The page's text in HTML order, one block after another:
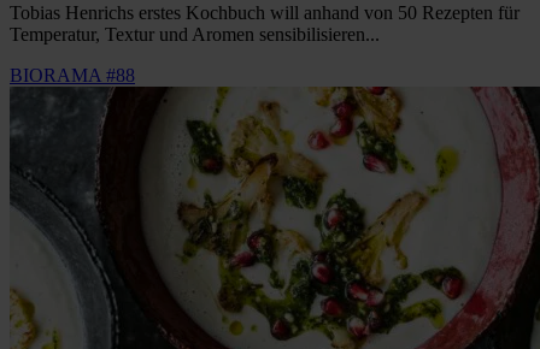
Tobias Henrichs erstes Kochbuch will anhand von 50 Rezepten für
Temperatur, Textur und Aromen sensibilisieren...
BIORAMA #88